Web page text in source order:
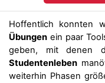
Hoffentlich konnten
Übungen ein paar
geben, mit
Studentenleben
weiterhin Phasen